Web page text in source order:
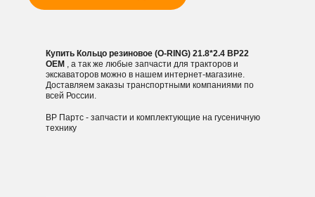
Купить Кольцо резиновое (O-RING) 21.8*2.4 BP22
OEM , а так же любые запчасти для тракторов и
экскаваторов можно в нашем интернет-магазине.
Доставляем заказы транспортными компаниями по
всей России.
ВР Партс - запчасти и комплектующие на гусеничную
технику